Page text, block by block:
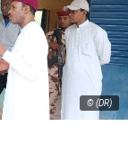
© (DR)